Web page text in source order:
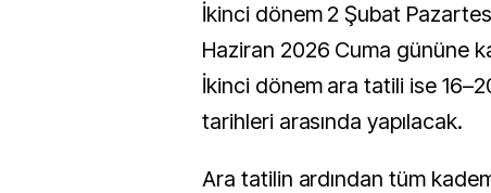
İkinci dönem 2 Şubat
Haziran 2026 Cuma gününe
İkinci dönem ara tatili ise
tarihleri arasında yapılacak.
Ara tatilin ardından tüm